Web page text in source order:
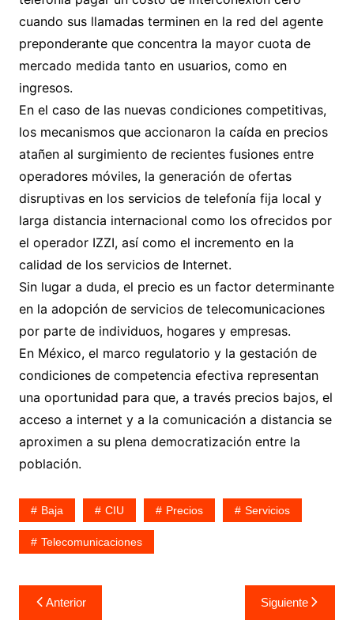
cuando sus llamadas terminen en la red del agente
preponderante que concentra la mayor cuota de
mercado medida tanto en usuarios, como en
ingresos.
En el caso de las nuevas condiciones competitivas,
los mecanismos que accionaron la caída en precios
atañen al surgimiento de recientes fusiones entre
operadores móviles, la generación de ofertas
disruptivas en los servicios de telefonía fija local y
larga distancia internacional como los ofrecidos por
el operador IZZI, así como el incremento en la
calidad de los servicios de Internet.
Sin lugar a duda, el precio es un factor determinante
en la adopción de servicios de telecomunicaciones
por parte de individuos, hogares y empresas.
En México, el marco regulatorio y la gestación de
condiciones de competencia efectiva representan
una oportunidad para que, a través precios bajos, el
acceso a internet y a la comunicación a distancia se
aproximen a su plena democratización entre la
población.
Baja CIU Precios Servicios
Telecomunicaciones
Navegación
Anterior Siguiente